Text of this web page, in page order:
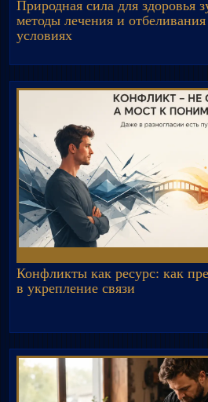
Природная сила для здоровья
методы лечения и
условиях
Конфликты как ресурс: как
в укрепление связи